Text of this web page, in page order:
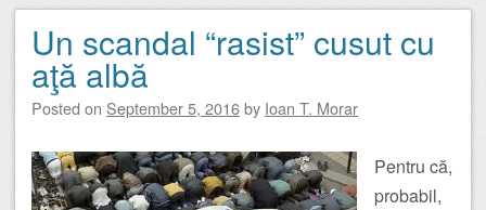
Post navigation
Un scandal “rasist” cusut cu
aţă albă
Posted on September 5, 2016by Ioan T. Morar
Pentru că,
probabil,